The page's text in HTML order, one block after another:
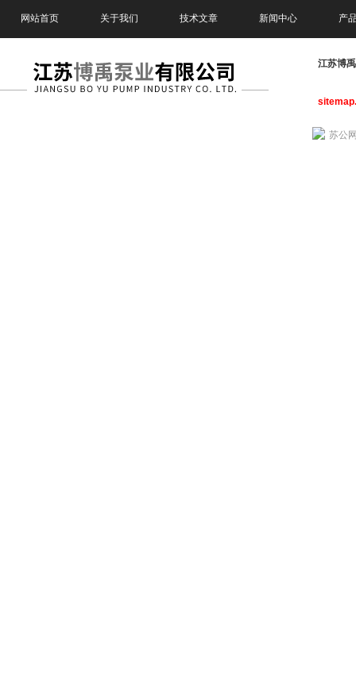
网站首页 关于我们 技术文章 新闻中心 产
江苏博
苏公